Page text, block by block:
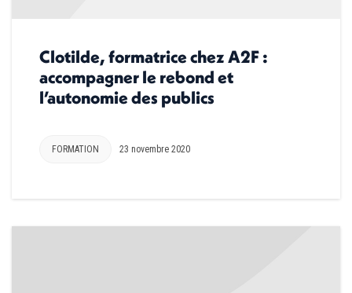
Clotilde, formatrice chez A2F :
accompagner le rebond et
l’autonomie des publics
FORMATION 23 novembre 2020